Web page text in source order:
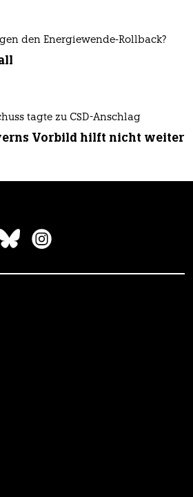
den Energiewende-Rollback?
tagte zu CSD-Anschlag
Vorbild hilft nicht weiter